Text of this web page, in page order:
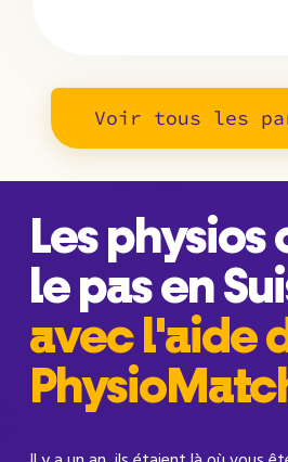
Voir tous les
Les
le pas en
avec l'aide